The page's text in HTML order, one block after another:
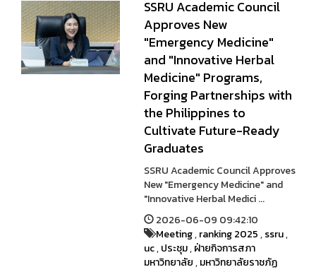
SSRU Academic Council
Approves New
"Emergency Medicine"
and "Innovative Herbal
Medicine" Programs,
Forging Partnerships with
the Philippines to
Cultivate Future-Ready
Graduates
SSRU Academic Council Approves
New "Emergency Medicine" and
"Innovative Herbal Medici ...
2026-06-09 09:42:10
Meeting,ranking 2025,ssru,
uc,ประชุม,ฝ่ายกิจการสภา
มหาวิทยาลัย,มหาวิทยาลัยราชภัฏ